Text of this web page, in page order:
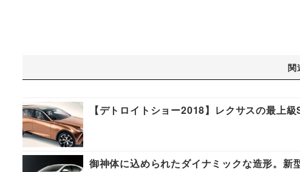
関
【デトロイトショー2018】レクサスの最上
御神体に込められたダイナミックな造形。